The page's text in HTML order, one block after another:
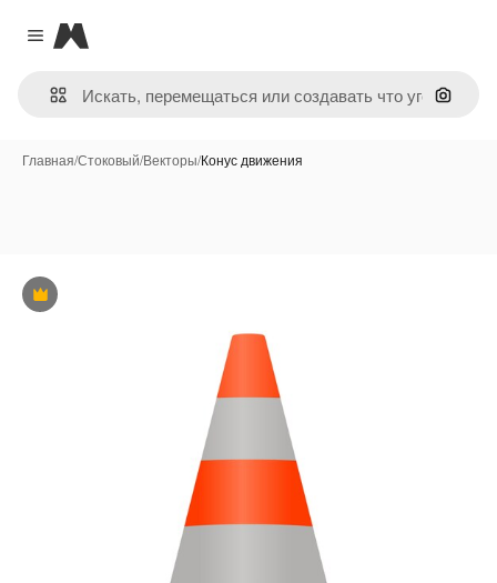
Close menu
Magnific
Поиск
Главная/Стоковый/Векторы/Конус движения
Премиум